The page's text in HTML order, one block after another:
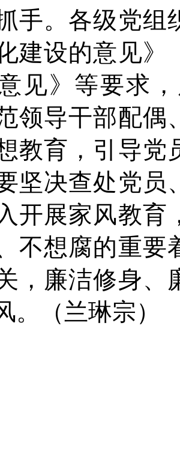
手。各级党组
建设的意见》
见》等要求
领导干部配偶
教育，引导党
坚决查处党员
开展家风教育
不想腐的重要
，廉洁修身、
。（兰琳宗）